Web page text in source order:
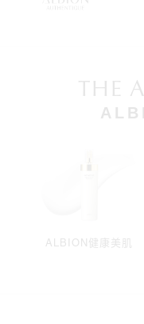
THE
ALBION健康美肌